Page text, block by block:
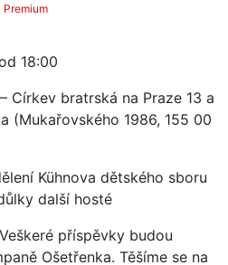
Premium
18:00
Církev bratrská na Praze 13 a
(Mukařovského 1986, 155 00
Kühnova dětského sboru
další hosté
příspěvky budou
Ošetřenka. Těšíme se na